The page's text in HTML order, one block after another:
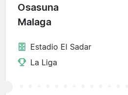
Osasuna
Malaga
Estadio El Sadar
La Liga